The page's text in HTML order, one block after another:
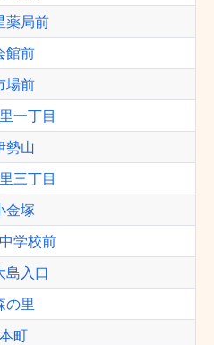
薬局前
館前
場前
一丁目
勢山
三丁目
金塚
学校前
島入口
の里
本町